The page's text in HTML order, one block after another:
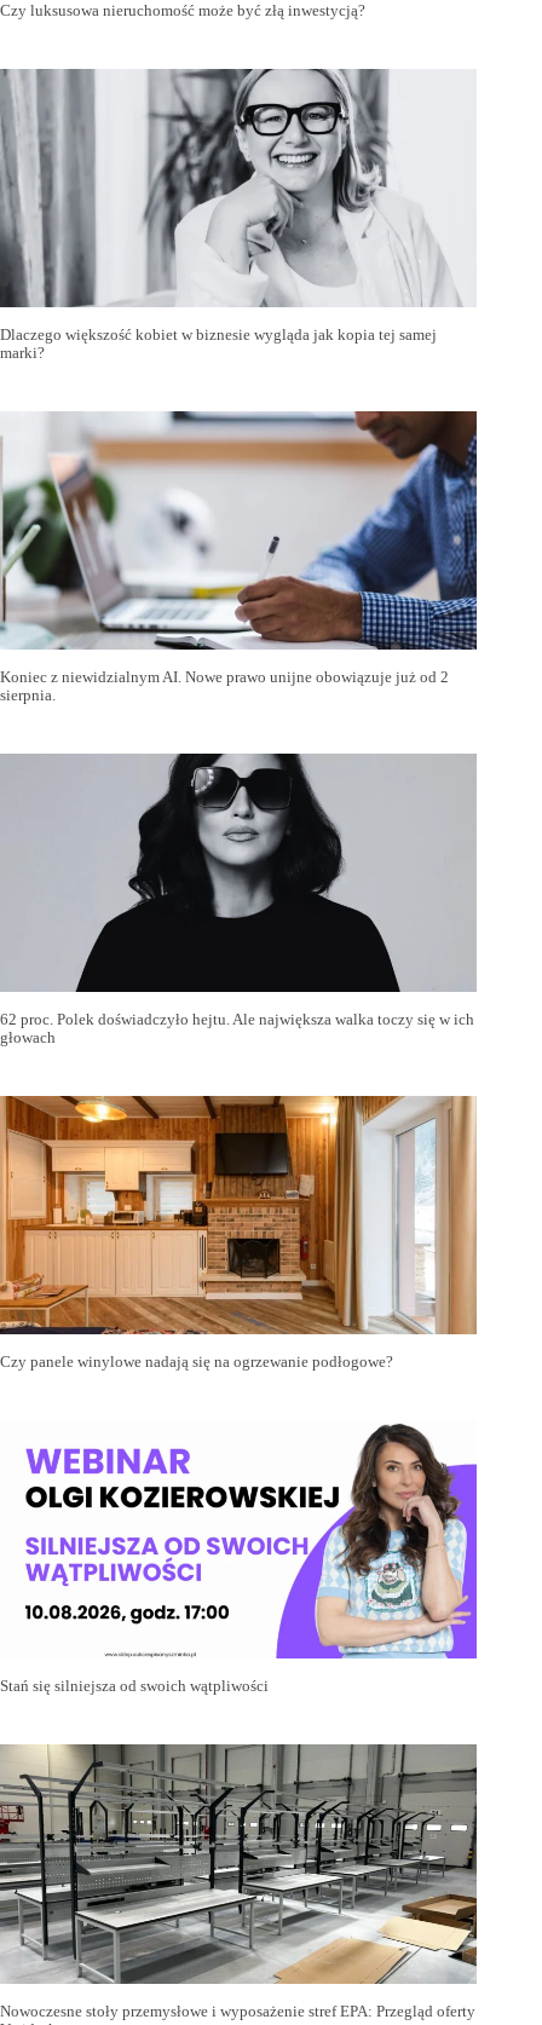
Czy luksusowa nieruchomość może być złą inwestycją?
Dlaczego większość kobiet w biznesie wygląda jak kopia tej samej
marki?
Koniec z niewidzialnym AI. Nowe prawo unijne obowiązuje już od 2
sierpnia.
62 proc. Polek doświadczyło hejtu. Ale największa walka toczy się w ich
głowach
Czy panele winylowe nadają się na ogrzewanie podłogowe?
Stań się silniejsza od swoich wątpliwości
Nowoczesne stoły przemysłowe i wyposażenie stref EPA: Przegląd oferty